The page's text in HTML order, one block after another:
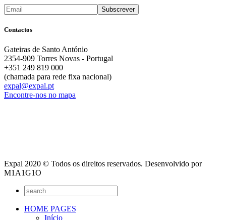
Contactos
Gateiras de Santo António
2354-909 Torres Novas - Portugal
+351 249 819 000
(chamada para rede fixa nacional)
expal@expal.pt
Encontre-nos no mapa
Expal 2020 © Todos os direitos reservados. Desenvolvido por
M1A1G1O
HOME PAGES
Início